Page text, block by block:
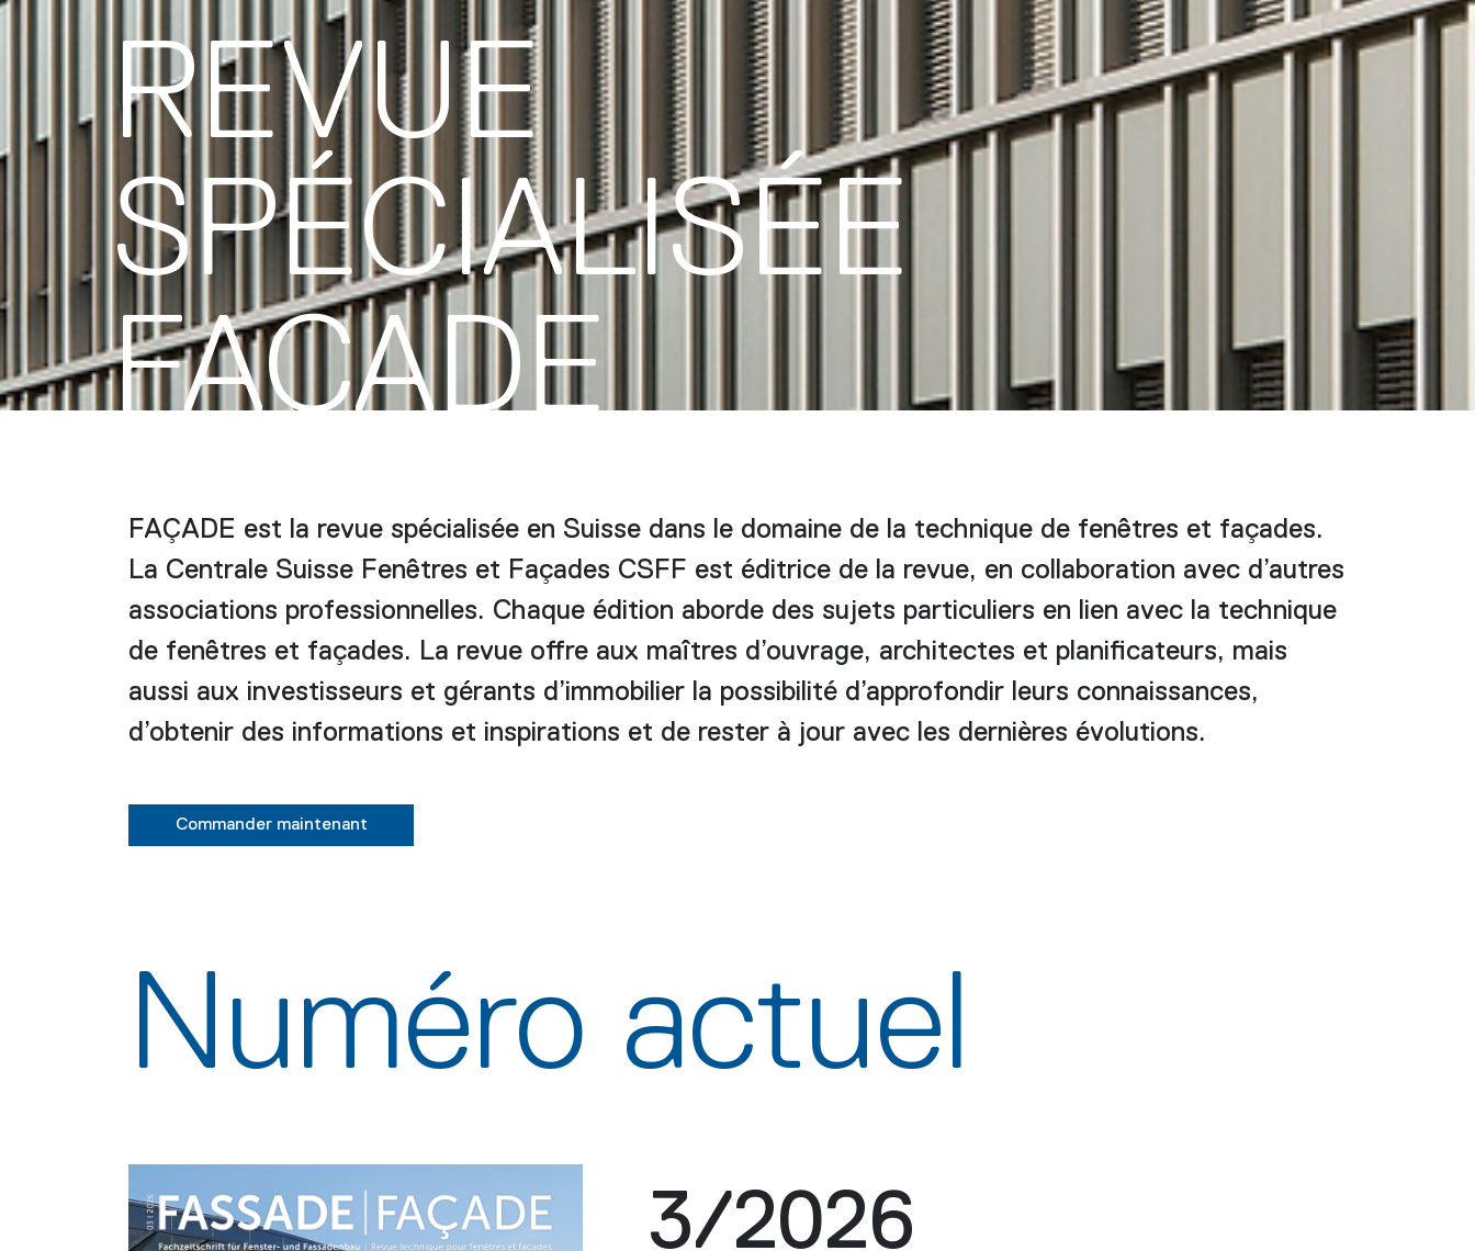
REVUE
SPÉCIALISÉE
FAÇADE
FAÇADE est la revue spécialisée en Suisse dans le domaine de la technique de fenêtres et façades.
La Centrale Suisse Fenêtres et Façades CSFF est éditrice de la revue, en collaboration avec d’autres
associations professionnelles. Chaque édition aborde des sujets particuliers en lien avec la technique
de fenêtres et façades. La revue offre aux maîtres d’ouvrage, architectes et planificateurs, mais
aussi aux investisseurs et gérants d’immobilier la possibilité d’approfondir leurs connaissances,
d’obtenir des informations et inspirations et de rester à jour avec les dernières évolutions.
Commander maintenant
Numéro actuel
3/2026